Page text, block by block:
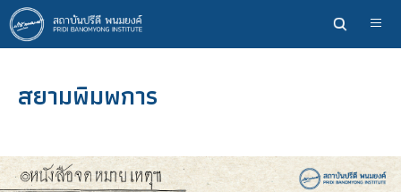
ข้าม
ไป
ยัง
หลักสยามพิมพการ